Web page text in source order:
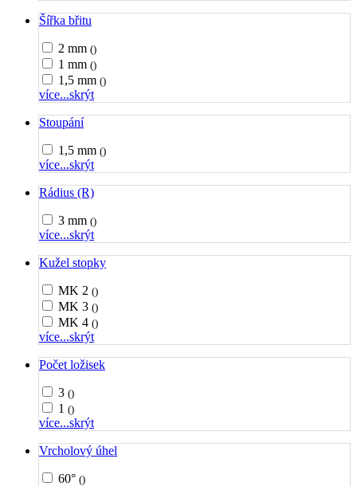
Šířka břitu
2 mm ()
1 mm ()
1,5 mm ()
více...skrýt
Stoupání
1,5 mm ()
více...skrýt
Rádius (R)
3 mm ()
více...skrýt
Kužel stopky
MK 2 ()
MK 3 ()
MK 4 ()
více...skrýt
Počet ložisek
3 ()
1 ()
více...skrýt
Vrcholový úhel
60° ()